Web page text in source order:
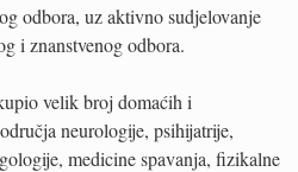
odbora, uz aktivno sudjelovanje
i znanstvenog odbora.
velik broj domaćih i
neurologije, psihijatrije,
medicine spavanja, fizikalne